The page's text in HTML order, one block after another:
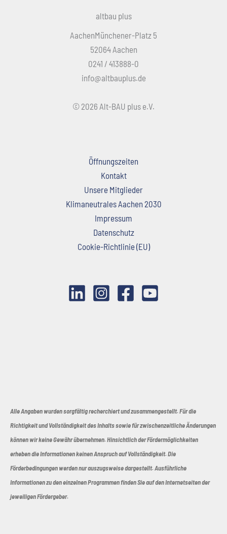
altbau plus
AachenMünchener-Platz 5
52064 Aachen
0241 / 413888-0
info@altbauplus.de
© 2026 Alt-BAU plus e.V.
Öffnungszeiten
Kontakt
Unsere Mitglieder
Klimaneutrales Aachen 2030
Impressum
Datenschutz
Cookie-Richtlinie (EU)
Alle Angaben wurden sorgfältig recherchiert und zusammengestellt. Für die
Richtigkeit und Vollständigkeit des Inhalts sowie für zwischenzeitliche Änderungen
können wir keine Gewähr übernehmen. Hinsichtlich der Fördermöglichkeiten
erheben die Informationen keinen Anspruch auf Vollständigkeit. Die
Förderbedingungen werden nur auszugsweise dargestellt. Ausführliche
Informationen zu den einzelnen Programmen finden Sie auf den Internetseiten der
jeweiligen Fördergeber.